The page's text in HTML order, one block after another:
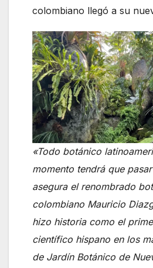
colombiano llegó a su
«Todo botánico
momento tendrá que
asegura el renombrado
colombiano Mauricio
hizo historia como el
científico hispano en los
de Jardín Botánico de